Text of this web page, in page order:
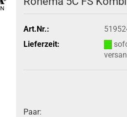
Art.Nr.:
Lieferzeit:
Paar: